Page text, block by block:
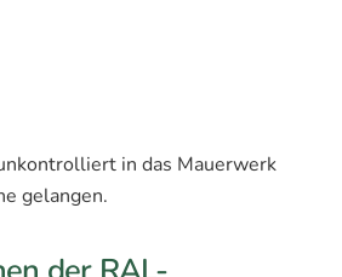
in das Mauerwerk
gelangen.